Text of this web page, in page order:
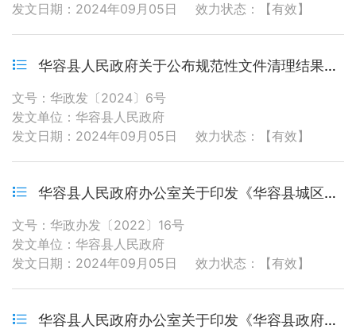
发文日期：2024年09月05日
效力状态：【有效】
华容县人民政府关于公布规范性文件清理结果的通知
文号：华政发〔2024〕6号
发文单位：华容县人民政府
发文日期：2024年09月05日
效力状态：【有效】
华容县人民政府办公室关于印发《华容县城区户外广告管理暂行办法》的通知
文号：华政办发〔2022〕16号
发文单位：华容县人民政府
发文日期：2024年09月05日
效力状态：【有效】
华容县人民政府办公室关于印发《华容县政府投资项目招投标工作管理办法》的通知